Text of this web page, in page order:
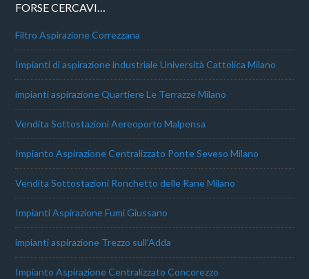
FORSE CERCAVI…
Filtro Aspirazione Correzzana
Impianti di aspirazione industriale Università Cattolica Milano
impianti aspirazione Quartiere Le Terrazze Milano
Vendita Sottostazioni Aereoporto Malpensa
Impianto Aspirazione Centralizzato Ponte Seveso Milano
Vendita Sottostazioni Ronchetto delle Rane Milano
Impianti Aspirazione Fumi Giussano
impianti aspirazione Trezzo sull’Adda
Impianto Aspirazione Centralizzato Concorezzo